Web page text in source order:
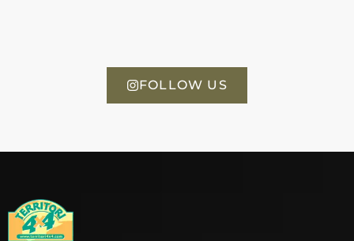
FOLLOW US